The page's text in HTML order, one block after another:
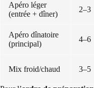
Apéro léger
(entrée + dîner)
2–3
Apéro dînatoire
(principal)
4–6
Mix froid/chaud 3–5